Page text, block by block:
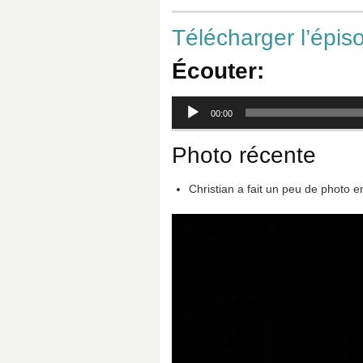
Télécharger
Écouter:
Lecteur
audio
00:00
Photo récente
Christian a fait un peu de photo